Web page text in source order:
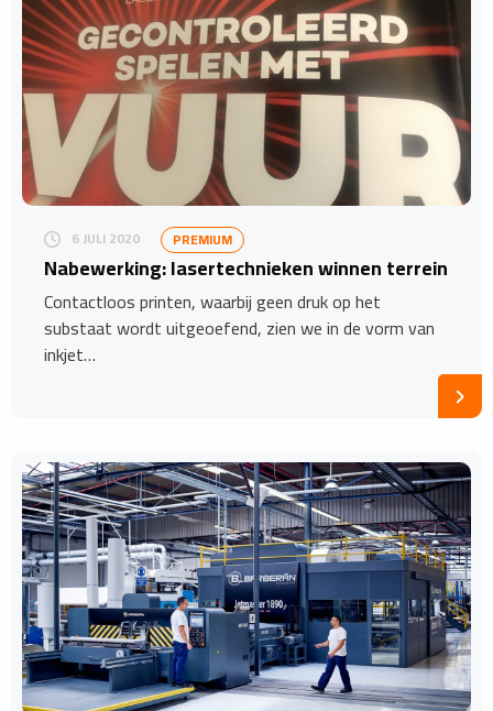
6 JULI 2020 PREMIUM
Nabewerking: lasertechnieken winnen terrein
Contactloos printen, waarbij geen druk op het
substaat wordt uitgeoefend, zien we in de vorm van
inkjet…